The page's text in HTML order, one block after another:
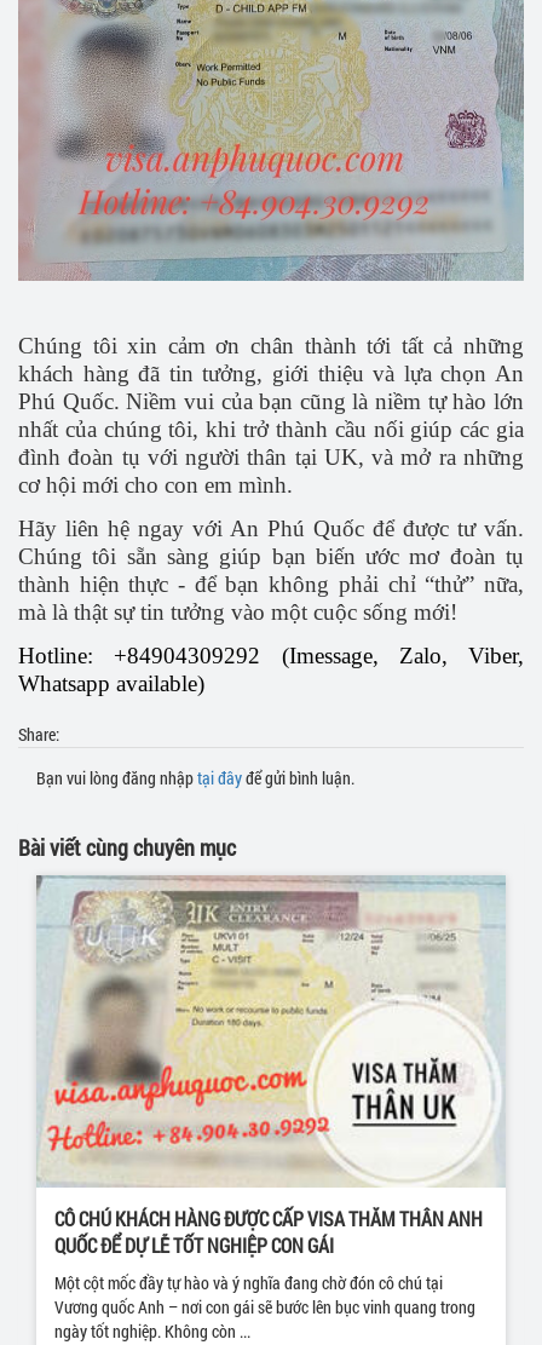
Chúng tôi xin cảm ơn chân thành tới tất cả những
khách hàng đã tin tưởng, giới thiệu và lựa chọn An
Phú Quốc. Niềm vui của bạn cũng là niềm tự hào lớn
nhất của chúng tôi, khi trở thành cầu nối giúp các gia
đình đoàn tụ với người thân tại UK, và mở ra những
cơ hội mới cho con em mình.
Hãy liên hệ ngay với An Phú Quốc để được tư vấn.
Chúng tôi sẵn sàng giúp bạn biến ước mơ đoàn tụ
thành hiện thực - để bạn không phải chỉ “thử” nữa,
mà là thật sự tin tưởng vào một cuộc sống mới!
Hotline: +84904309292 (Imessage, Zalo, Viber,
Whatsapp available)
Share:
Bạn vui lòng đăng nhậptại đâyđể gửi bình luận.
Bài viết cùng chuyên mục
CÔ CHÚ KHÁCH HÀNG ĐƯỢC CẤP VISA THĂM THÂN ANH
QUỐC ĐỂ DỰ LỄ TỐT NGHIỆP CON GÁI
Một cột mốc đầy tự hào và ý nghĩa đang chờ đón cô chú tại
Vương quốc Anh – nơi con gái sẽ bước lên bục vinh quang trong
ngày tốt nghiệp. Không còn ...